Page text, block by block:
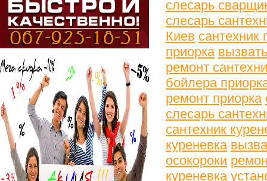
слесарь
слесарь
Киев сантехник
приорка
ремонт
бойлера
ремонт приорка
слесарь
сантехник
куреневка
осокороки
куреневка